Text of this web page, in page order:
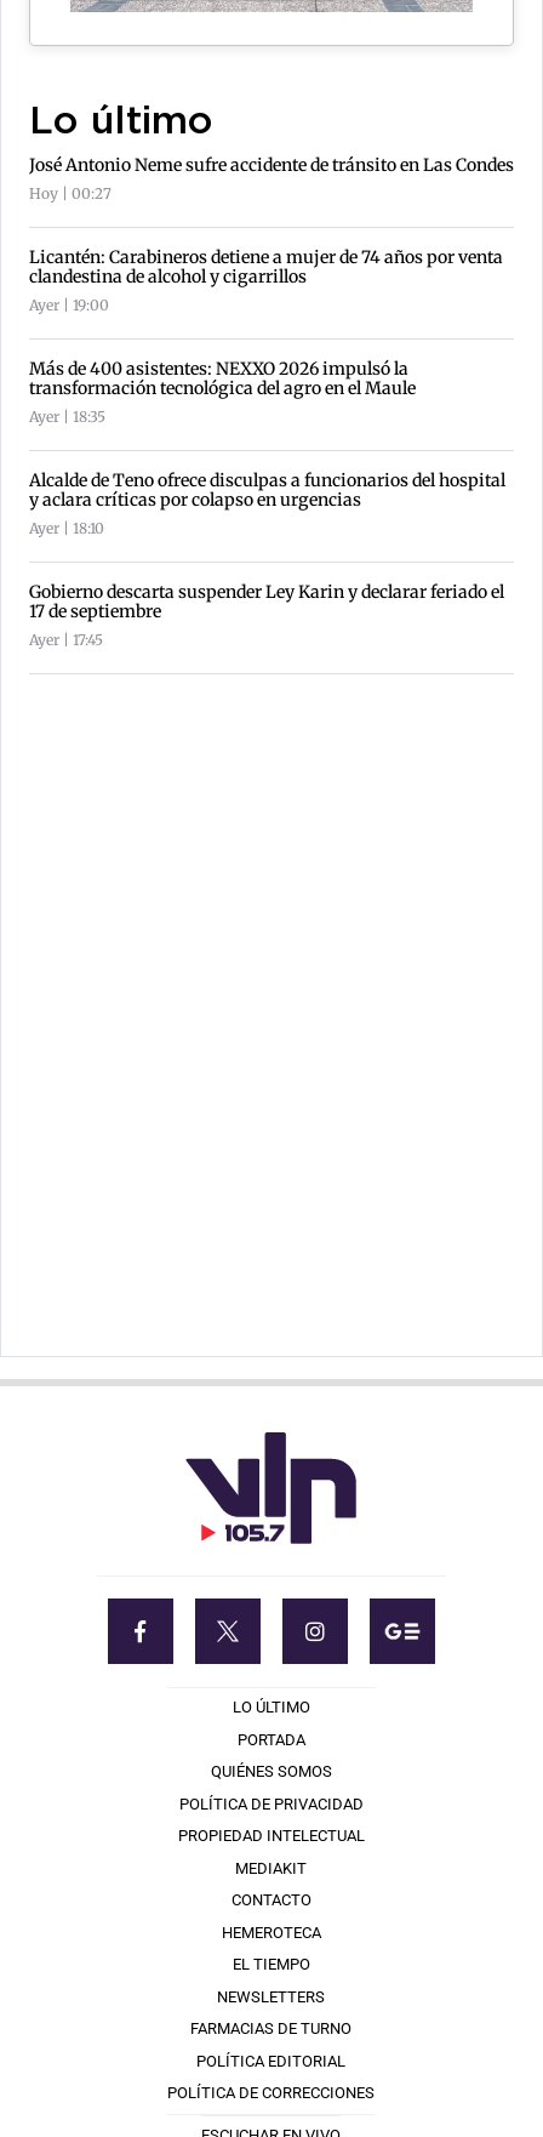
Lo último
José Antonio Neme sufre accidente de tránsito en Las Condes
Hoy | 00:27
Licantén: Carabineros detiene a mujer de 74 años por venta
clandestina de alcohol y cigarrillos
Ayer | 19:00
Más de 400 asistentes: NEXXO 2026 impulsó la
transformación tecnológica del agro en el Maule
Ayer | 18:35
Alcalde de Teno ofrece disculpas a funcionarios del hospital
y aclara críticas por colapso en urgencias
Ayer | 18:10
Gobierno descarta suspender Ley Karin y declarar feriado el
17 de septiembre
Ayer | 17:45
LO ÚLTIMO
PORTADA
QUIÉNES SOMOS
POLÍTICA DE PRIVACIDAD
PROPIEDAD INTELECTUAL
MEDIAKIT
CONTACTO
HEMEROTECA
EL TIEMPO
NEWSLETTERS
FARMACIAS DE TURNO
POLÍTICA EDITORIAL
POLÍTICA DE CORRECCIONES